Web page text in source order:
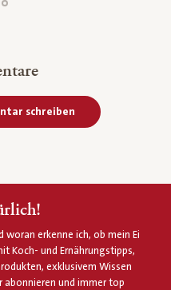
schreiben
erkenne ich, ob mein Ei
Koch- und Ernährungstipps,
exklusivem Wissen
abonnieren und immer top